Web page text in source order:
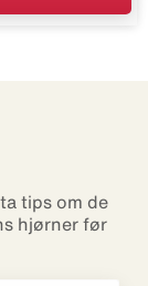
tips om de
hjørner før